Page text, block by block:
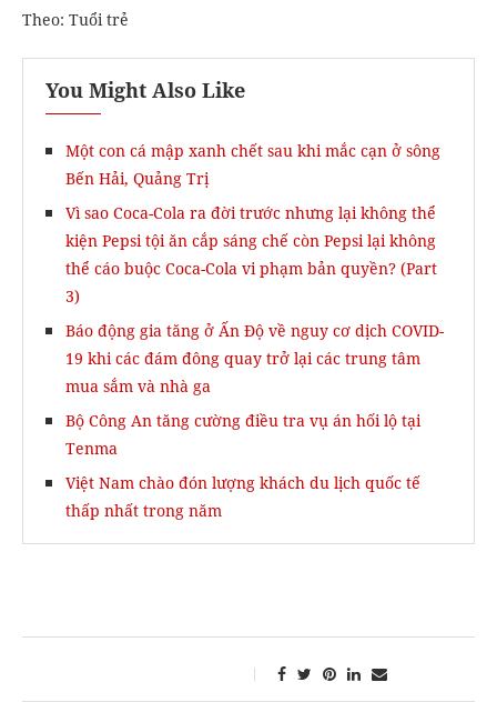
Theo: Tuổi trẻ
You Might Also Like
Một con cá mập xanh chết sau khi mắc cạn ở sông
Bến Hải, Quảng Trị
Vì sao Coca-Cola ra đời trước nhưng lại không thể
kiện Pepsi tội ăn cắp sáng chế còn Pepsi lại không
thể cáo buộc Coca-Cola vi phạm bản quyền? (Part
3)
Báo động gia tăng ở Ấn Độ về nguy cơ dịch COVID-
19 khi các đám đông quay trở lại các trung tâm
mua sắm và nhà ga
Bộ Công An tăng cường điều tra vụ án hối lộ tại
Tenma
Việt Nam chào đón lượng khách du lịch quốc tế
thấp nhất trong năm